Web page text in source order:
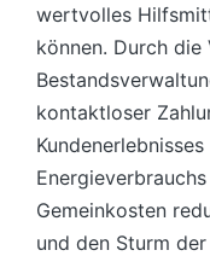
wertvolles
können. Durch die
kontaktloser
Gemeinkosten
und den Sturm